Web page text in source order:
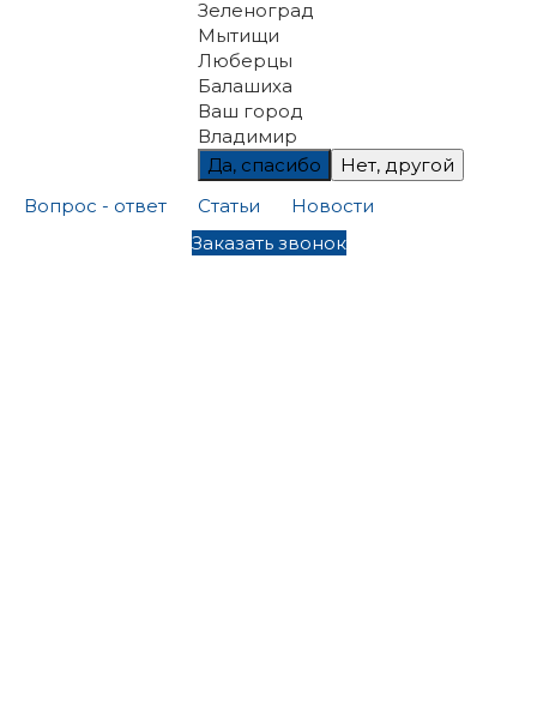
Зеленоград
Мытищи
Люберцы
Балашиха
Ваш город
Владимир
Да, спасибо
Нет, другой
Вопрос - ответ
Статьи
Новости
Заказать звонок